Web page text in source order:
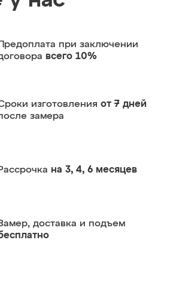
при заключении
всего 10%
изготовления от 7 дней
замера
на 3, 4, 6 месяцев
доставка и подъем